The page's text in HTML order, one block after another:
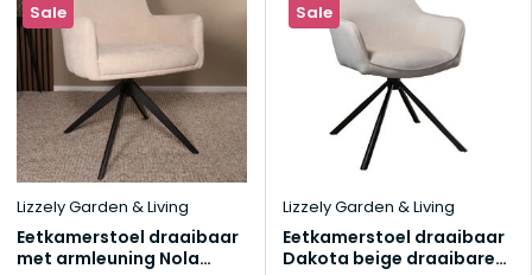
Sale
Lizzely Garden & Living
Eetkamerstoel draaibaar
met armleuning Nola
Sale
Lizzely Garden & Living
Eetkamerstoel draaibaar
Dakota beige draaibare